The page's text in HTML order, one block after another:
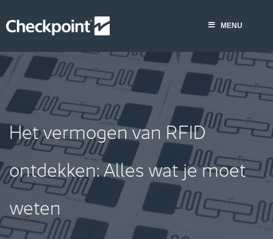
to
MENU
Het vermogen van RFID
ontdekken: Alles wat je moet
weten